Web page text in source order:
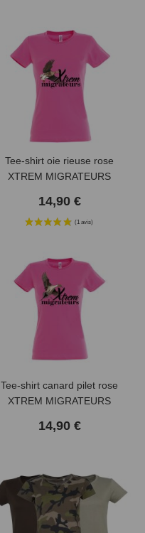
Tee-shirt oie rieuse rose
XTREM MIGRATEURS
14,90 €
Tee-shirt canard pilet rose
XTREM MIGRATEURS
14,90 €